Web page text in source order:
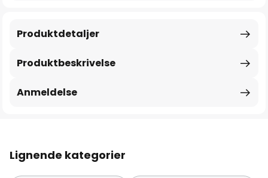
Produktbeskrivelse
Produktdetaljer
Anmeldelse
Lignende kategorier